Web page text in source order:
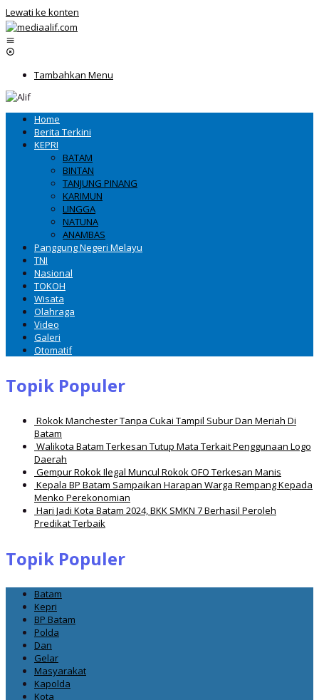
Lewati ke konten
Tambahkan Menu
Home
Berita Terkini
KEPRI
BATAM
BINTAN
TANJUNG PINANG
KARIMUN
LINGGA
NATUNA
ANAMBAS
Panggung Negeri Melayu
TNI
Nasional
TOKOH
Wisata
Olahraga
Video
Galeri
Otomatif
Topik Populer
Rokok Manchester Tanpa Cukai Tampil Subur Dan Meriah Di
Batam
Walikota Batam Terkesan Tutup Mata Terkait Penggunaan Logo
Daerah
Gempur Rokok Ilegal Muncul Rokok OFO Terkesan Manis
Kepala BP Batam Sampaikan Harapan Warga Rempang Kepada
Menko Perekonomian
Hari Jadi Kota Batam 2024, BKK SMKN 7 Berhasil Peroleh
Predikat Terbaik
Topik Populer
Batam
Kepri
BP Batam
Polda
Dan
Gelar
Masyarakat
Kapolda
Kota